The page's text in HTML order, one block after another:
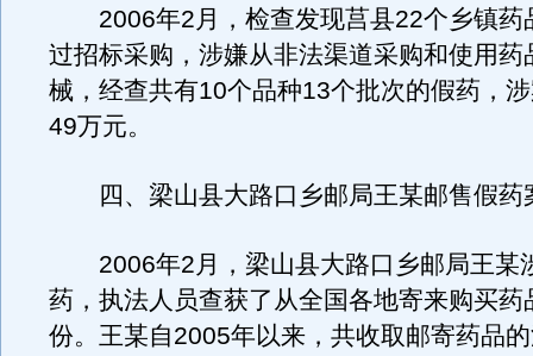
2006年2月，检查发现莒县22个乡镇药
过招标采购，涉嫌从非法渠道采购和使用药
械，经查共有10个品种13个批次的假药，
49万元。
四、梁山县大路口乡邮局王某邮售假药
2006年2月，梁山县大路口乡邮局王某
药，执法人员查获了从全国各地寄来购买药
份。王某自2005年以来，共收取邮寄药品